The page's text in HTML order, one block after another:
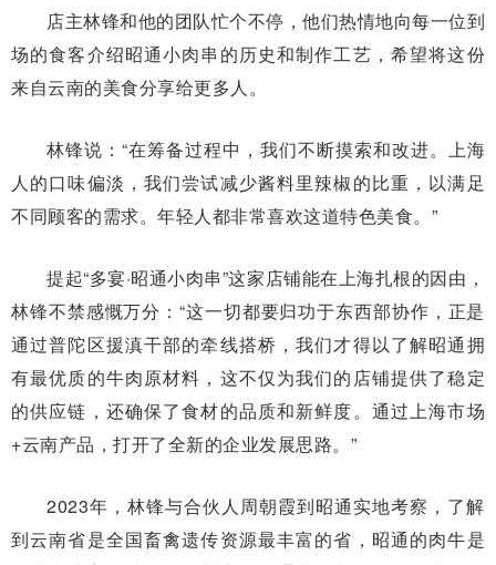
店主林锋和他的团队忙个不停，他们热情地向每一位到
场的食客介绍昭通小肉串的历史和制作工艺，希望将这份
来自云南的美食分享给更多人。
林锋说：“在筹备过程中，我们不断摸索和改进。上海
人的口味偏淡，我们尝试减少酱料里辣椒的比重，以满足
不同顾客的需求。年轻人都非常喜欢这道特色美食。”
提起“多宴·昭通小肉串”这家店铺能在上海扎根的因由，
林锋不禁感慨万分：“这一切都要归功于东西部协作，正是
通过普陀区援滇干部的牵线搭桥，我们才得以了解昭通拥
有最优质的牛肉原材料，这不仅为我们的店铺提供了稳定
的供应链，还确保了食材的品质和新鲜度。通过上海市场
+云南产品，打开了全新的企业发展思路。”
2023年，林锋与合伙人周朝霞到昭通实地考察，了解
到云南省是全国畜禽遗传资源最丰富的省，昭通的肉牛是